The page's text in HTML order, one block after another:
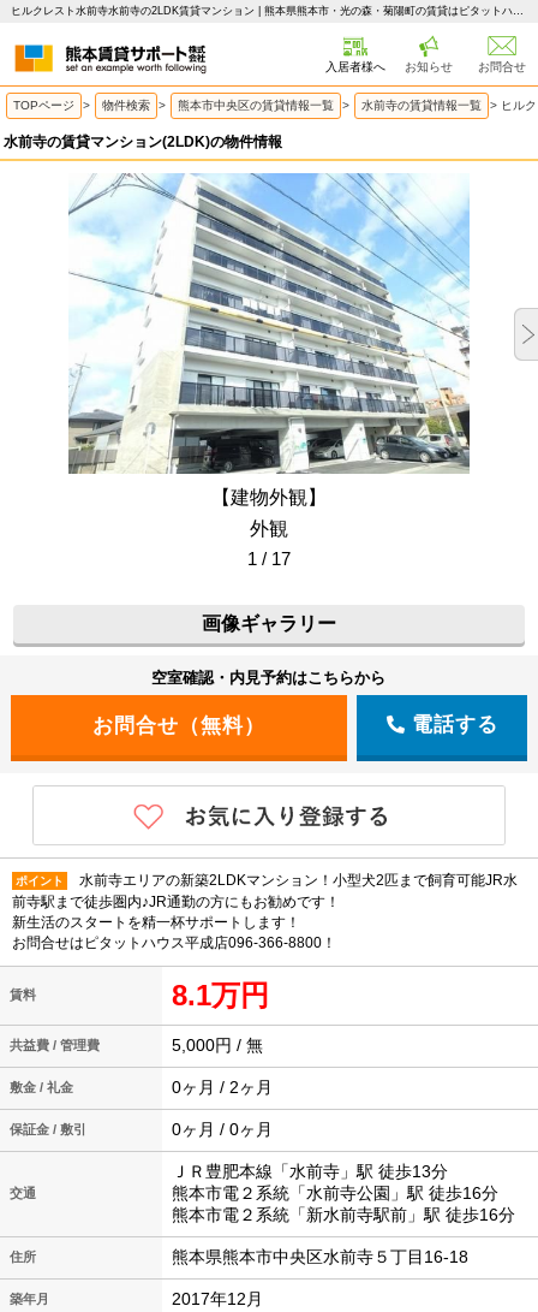
ヒルクレスト水前寺水前寺の2LDK賃貸マンション | 熊本県熊本市・光の森・菊陽町の賃貸はピタットハウス 熊本賃貸サポート
入居者様へ お知らせ お問合せ
TOPページ > 物件検索 > 熊本市中央区の賃貸情報一覧 > 水前寺の賃貸情報一覧 > ヒル
水前寺の賃貸マンション(2LDK)の物件情報
【建物外観】
外観
1 / 17
画像ギャラリー
空室確認・内見予約はこちらから
電話する
ポイント
水前寺エリアの新築2LDKマンション！小型犬2匹まで飼育可能JR水
前寺駅まで徒歩圏内♪JR通勤の方にもお勧めです！
新生活のスタートを精一杯サポートします！
お問合せはピタットハウス平成店096-366-8800！
賃料 8.1万円
共益費 / 管理費 5,000円 / 無
敷金 / 礼金 0ヶ月 / 2ヶ月
保証金 / 敷引 0ヶ月 / 0ヶ月
交通
ＪＲ豊肥本線「水前寺」駅 徒歩13分
熊本市電２系統「水前寺公園」駅 徒歩16分
熊本市電２系統「新水前寺駅前」駅 徒歩16分
住所 熊本県熊本市中央区水前寺５丁目16-18
築年月 2017年12月